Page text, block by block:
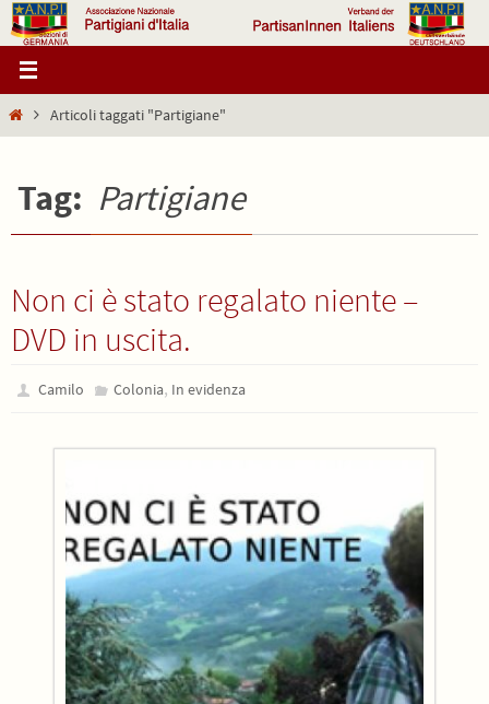
Salta
al
contenuto
HomeArticoli taggati "Partigiane"
Tag: Partigiane
Non ci è stato regalato niente –
DVD in uscita.
Camilo Colonia, In evidenza